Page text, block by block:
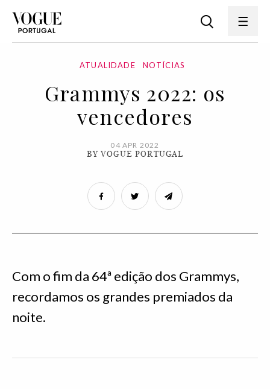
ATUALIDADE NOTÍCIAS
Grammys 2022: os
vencedores
04 APR 2022
BY VOGUE PORTUGAL
Com o fim da 64ª edição dos Grammys,
recordamos os grandes premiados da
noite.